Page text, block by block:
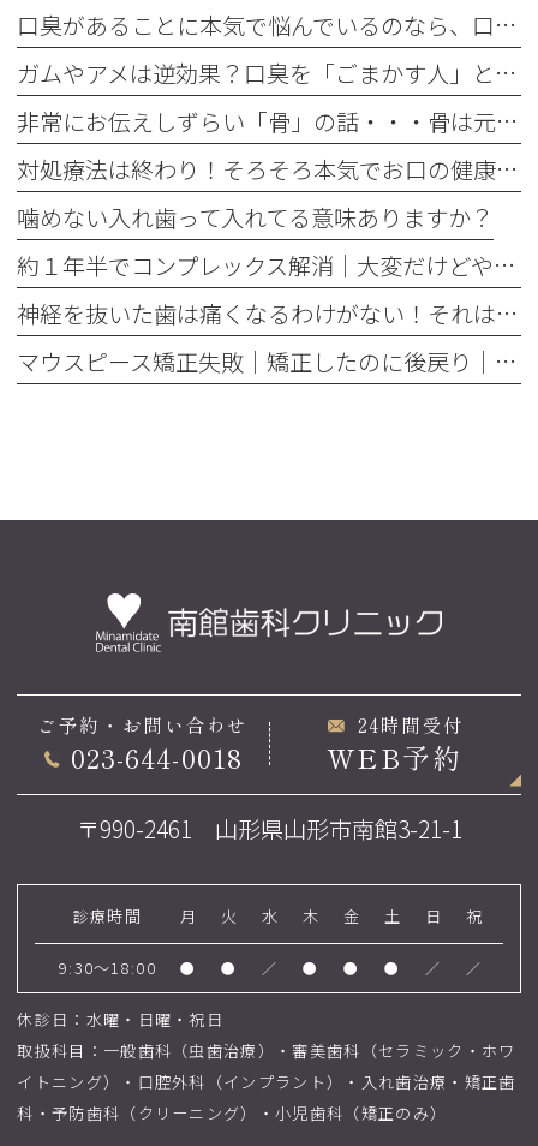
口臭があることに本気で悩んでいるのなら、口臭を本気で治そう
ガムやアメは逆効果？口臭を「ごまかす人」と「治す人」の決定的な違い
非常にお伝えしずらい「骨」の話・・・骨は元には戻せない？
対処療法は終わり！そろそろ本気でお口の健康とは何かを考えませんか
噛めない入れ歯って入れてる意味ありますか？
約１年半でコンプレックス解消｜大変だけどやって良かった歯の矯正治療
神経を抜いた歯は痛くなるわけがない！それは嘘です
マウスピース矯正失敗｜矯正したのに後戻り｜最近よく聞くけどそれってなんで？
ご予約・お問い合わせ
023-644-0018
24時間受付
WEB予約
〒990-2461 山形県山形市南館3-21-1
診療時間 月 火 水 木 金 土 日 祝
9:30～18:00 ● ● ／ ● ● ● ／ ／
休診日：水曜・日曜・祝日
取扱科目：一般歯科（虫歯治療）・審美歯科（セラミック・ホワ
イトニング）・口腔外科（インプラント）・入れ歯治療・矯正歯
科・予防歯科（クリーニング）・小児歯科（矯正のみ）